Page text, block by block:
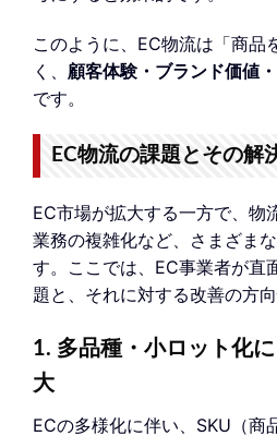
このように、EC物流は「商品
く、 顧客体験・ブランド価値
です。
EC物流の課題とその解
EC市場が拡大する一方で、物
業務の複雑化など、さまざま
す。ここでは、EC事業者が直
題と、それに対する改善の方
1. 多品種・小ロット化
大
ECの多様化に伴い、SKU（商